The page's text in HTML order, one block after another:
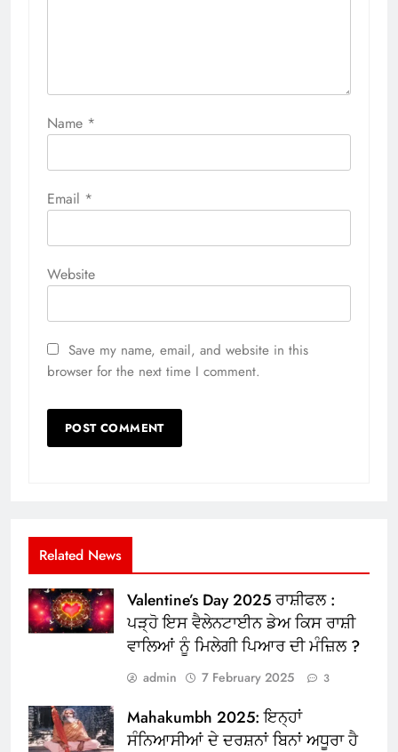
Name *
Email *
Website
Save my name, email, and website in this
browser for the next time I comment.
Related News
Valentine’s Day 2025 ਰਾਸ਼ੀਫਲ :
ਪੜ੍ਹੋ ਇਸ ਵੈਲੇਨਟਾਈਨ ਡੇਅ ਕਿਸ ਰਾਸ਼ੀ
ਵਾਲਿਆਂ ਨੂੰ ਮਿਲੇਗੀ ਪਿਆਰ ਦੀ ਮੰਜ਼ਿਲ ?
admin 7 February 2025 3
Mahakumbh 2025: ਇਨ੍ਹਾਂ
ਸੰਨਿਆਸੀਆਂ ਦੇ ਦਰਸ਼ਨਾਂ ਬਿਨਾਂ ਅਧੂਰਾ ਹੈ